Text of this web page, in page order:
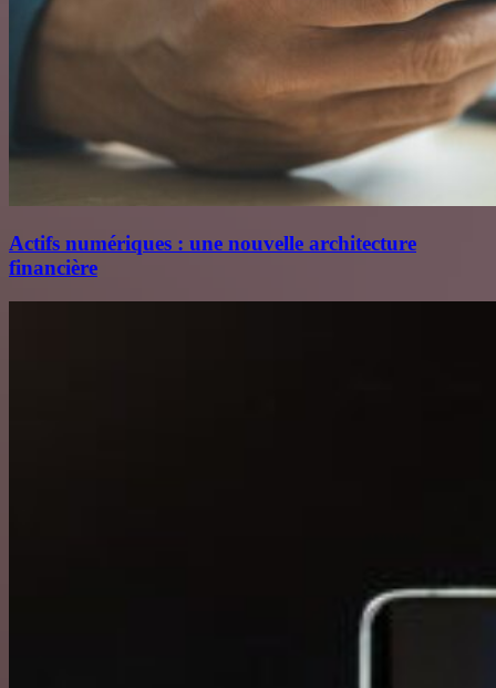
Actifs numériques : une nouvelle architecture
financière